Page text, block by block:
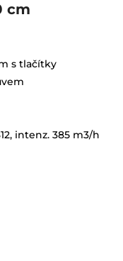
cm
s tlačítky
intenz. 385 m3/h